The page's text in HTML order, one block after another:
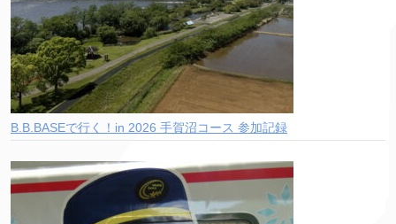
B.B.BASEで行く！in 2026 手賀沼コース 参加記録